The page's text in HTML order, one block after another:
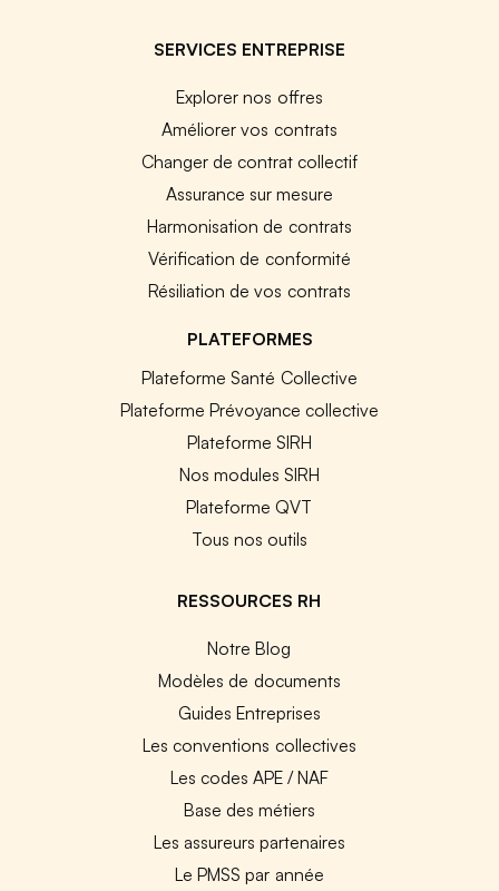
SERVICES ENTREPRISE
Explorer nos offres
Améliorer vos contrats
Changer de contrat collectif
Assurance sur mesure
Harmonisation de contrats
Vérification de conformité
Résiliation de vos contrats
PLATEFORMES
Plateforme Santé Collective
Plateforme Prévoyance collective
Plateforme SIRH
Nos modules SIRH
Plateforme QVT
Tous nos outils
RESSOURCES RH
Notre Blog
Modèles de documents
Guides Entreprises
Les conventions collectives
Les codes APE / NAF
Base des métiers
Les assureurs partenaires
Le PMSS par année